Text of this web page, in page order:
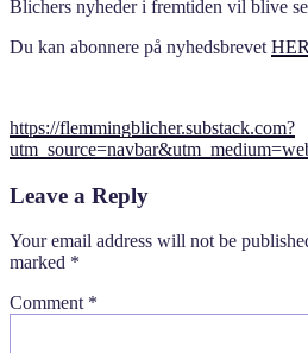
Blichers nyheder i fremtiden vil blive
Du kan abonnere på nyhedsbrevet
https://flemmingblicher.substack.com?
Leave a Reply
Your email address will not be
marked *
Comment *